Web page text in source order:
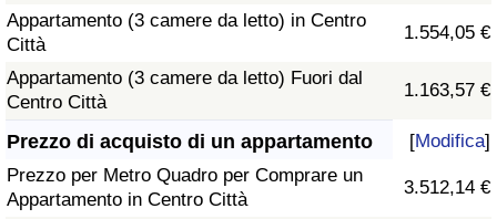
Appartamento (3 camere da letto) in Centro
Città
1.554,05 €
Appartamento (3 camere da letto) Fuori dal
Centro Città
1.163,57 €
Prezzo di acquisto di un appartamento [Modifica]
Prezzo per Metro Quadro per Comprare un
Appartamento in Centro Città
3.512,14 €